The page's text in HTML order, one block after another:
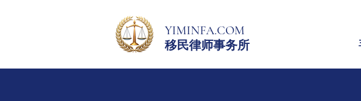
YIMINFA.COM
移民律师事务所